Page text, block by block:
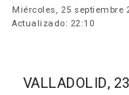
Miércoles, 25 septiembre
Actualizado: 22:10
VALLADOLID,